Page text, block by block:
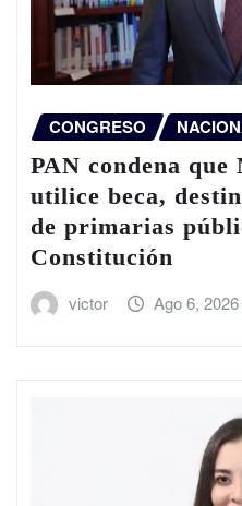
CONGRESO
PAN condena
utilice beca,
de primarias
Constitución
victor Ago 6, 2026